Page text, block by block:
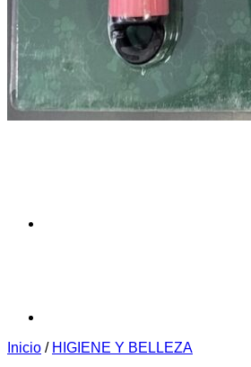
Inicio / HIGIENE Y BELLEZA